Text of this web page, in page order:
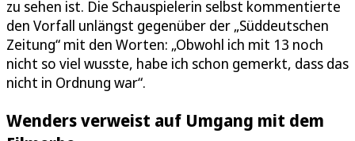
zu sehen ist. Die Schauspielerin selbst kommentierte
den Vorfall unlängst gegenüber der „Süddeutschen
Zeitung“ mit den Worten: „Obwohl ich mit 13 noch
nicht so viel wusste, habe ich schon gemerkt, dass das
nicht in Ordnung war“.
Wenders verweist auf Umgang mit dem